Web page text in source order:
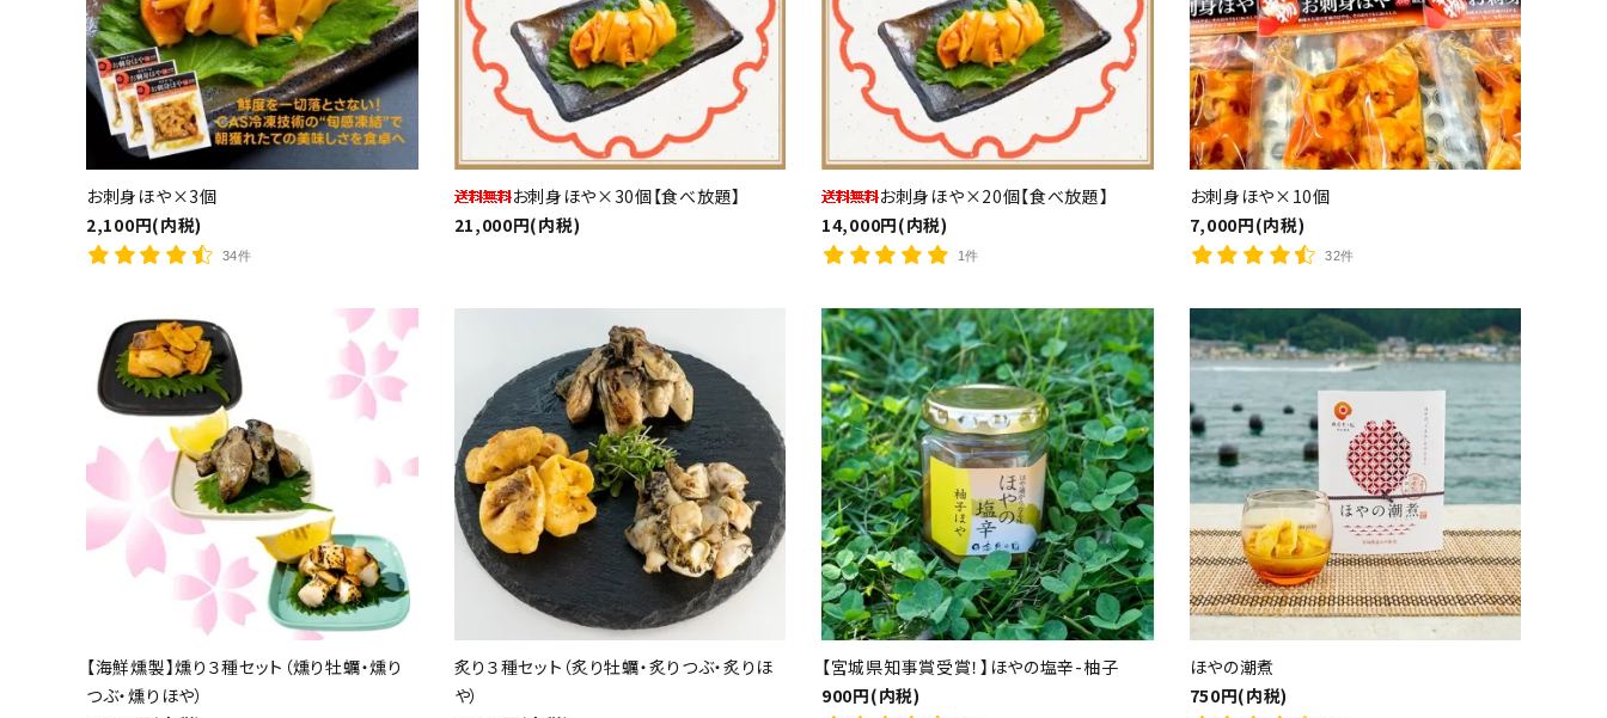
お刺身ほや×3個
2,100円(内税)
34件
お刺身ほや×30個【食べ放題】
21,000円(内税)
お刺身ほや×20個【食べ放題】
14,000円(内税)
1件
お刺身ほや×10個
7,000円(内税)
32件
【海鮮燻製】燻り３種セット（燻り牡蠣・燻り
つぶ・燻りほや）
炙り３種セット（炙り牡蠣・炙りつぶ・炙りほ
や）
【宮城県知事賞受賞！】ほやの塩辛-柚子
900円(内税)
ほやの潮煮
750円(内税)
キーワード
検索する
close